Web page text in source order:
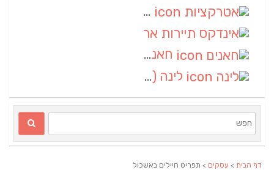
אטרקציות
חאנים
לינה (1)
דף הבית > עסקים > תפריט חיילים באשכול